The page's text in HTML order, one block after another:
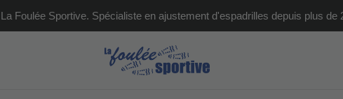
Foulée Sportive. Spécialiste en ajustement d'espadrilles depuis plus de